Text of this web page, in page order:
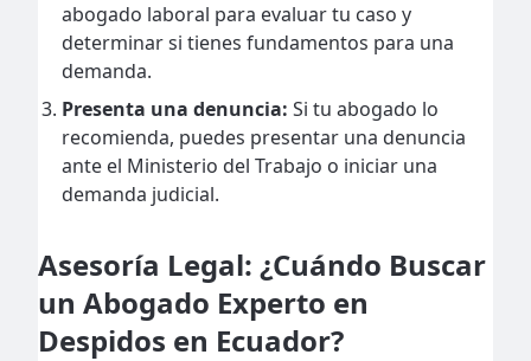
abogado laboral para evaluar tu caso y
determinar si tienes fundamentos para una
demanda.
Presenta una denuncia: Si tu abogado lo
recomienda, puedes presentar una denuncia
ante el Ministerio del Trabajo o iniciar una
demanda judicial.
Asesoría Legal: ¿Cuándo Buscar
un Abogado Experto en
Despidos en Ecuador?